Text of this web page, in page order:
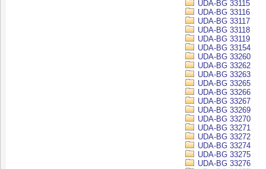
UDA-BG 33115
UDA-BG 33116
UDA-BG 33117
UDA-BG 33118
UDA-BG 33119
UDA-BG 33154
UDA-BG 33260
UDA-BG 33262
UDA-BG 33263
UDA-BG 33265
UDA-BG 33266
UDA-BG 33267
UDA-BG 33269
UDA-BG 33270
UDA-BG 33271
UDA-BG 33272
UDA-BG 33274
UDA-BG 33275
UDA-BG 33276